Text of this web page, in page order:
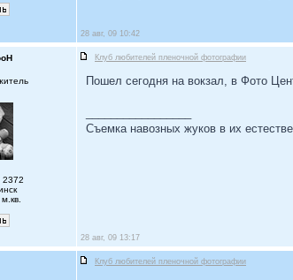
28 авг, 09 10:42
Клуб любителей пленочной фотографии
Пошел сегодня на вокзал, в Фото
Съемка навозных жуков в их
28 авг, 09 13:17
Клуб любителей пленочной фотографии